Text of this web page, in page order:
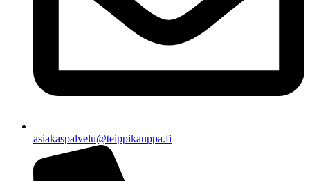
asiakaspalvelu@teippikauppa.fi